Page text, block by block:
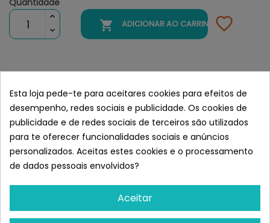
Quantidade
 ADICIONAR AO CARRINHO
Belcando Baseline Latas 400 gr
Semelhante a Belcando Baseline
Latas 400 Gr
Esta loja pede-te para aceitares cookies para efeitos de
desempenho, redes sociais e publicidade. Os cookies de
publicidade e de redes sociais de terceiros são utilizados
para te oferecer funcionalidades sociais e anúncios
personalizados. Aceitas estes cookies e o processamento
de dados pessoais envolvidos?
Aceitar